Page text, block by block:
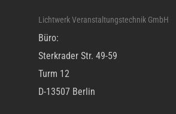
Lichtwerk Veranstaltungstechnik GmbH
Büro:
Sterkrader Str. 49-59
Turm 12
D-13507 Berlin